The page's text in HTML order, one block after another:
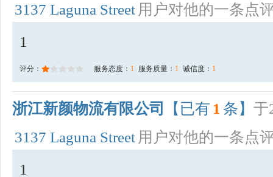
3137 Laguna Street 用户对他的一条点
1
评分： 服务态度： 1 服务质量： 1 诚信度： 1
浙江新颜物流有限公司 【已有 1 条】 于
3137 Laguna Street 用户对他的一条点
1